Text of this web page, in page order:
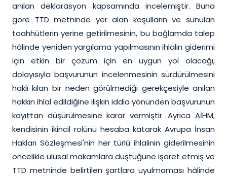
anılan deklarasyon kapsamında incelemiştir. Buna
göre TTD metninde yer alan koşulların ve sunulan
taahhütlerin yerine getirilmesinin, bu bağlamda talep
hâlinde yeniden yargılama yapılmasının ihlalin giderimi
için etkin bir çözüm için en uygun yol olacağı,
dolayısıyla başvurunun incelenmesinin sürdürülmesini
haklı kılan bir neden görülmediği gerekçesiyle anılan
hakkın ihlal edildiğine ilişkin iddia yönünden başvurunun
kayıttan düşürülmesine karar vermiştir. Ayrıca AİHM,
kendisinin ikincil rolünü hesaba katarak Avrupa İnsan
Hakları Sözleşmesi'nin her türlü ihlalinin giderilmesinin
öncelikle ulusal makamlara düştüğüne işaret etmiş ve
TTD metninde belirtilen şartlara uyulmaması hâlinde